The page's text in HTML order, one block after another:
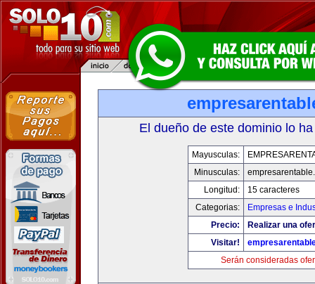
El dueño de este dominio lo
Mayusculas:
Minusculas:
Longitud:
15 caracteres
Categorias:
Empresas e
Precio:
Realizar una
Visitar!
Serán consideradas